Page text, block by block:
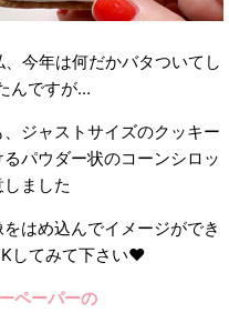
今年は何だかバタついてし
んですが...
ジャストサイズのクッキー
パウダー状のコーンシロッ
ました
はめ込んでイメージができ
してみて下さい❤︎
ペーパーの